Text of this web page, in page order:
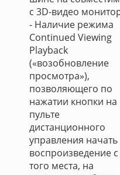
с 3D-видео
- Наличие режима
Continued Viewing
Playback
(«возобновление
просмотра»),
позволяющего по
нажатии кнопки на
пульте
дистанционного
управления начать
воспроизведение с
того места, на